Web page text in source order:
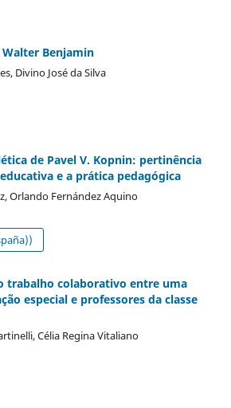
Benjamin
Divino José da Silva
de Pavel V. Kopnin: pertinência
e a prática pedagógica
Orlando Fernández Aquino
trabalho colaborativo entre uma
especial e professores da classe
Célia Regina Vitaliano